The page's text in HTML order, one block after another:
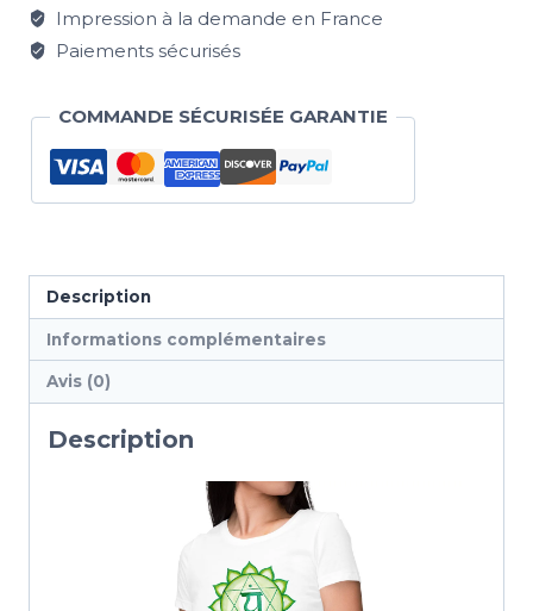
Impression à la demande en France
Paiements sécurisés
COMMANDE SÉCURISÉE GARANTIE
Description
Informations complémentaires
Avis (0)
Description